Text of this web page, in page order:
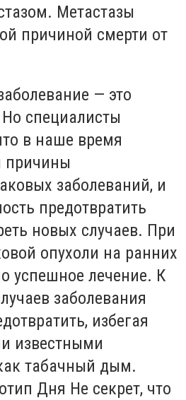
Метастазы
причиной смерти от
— это
Но специалисты
в наше время
причины
заболеваний, и
предотвратить
новых случаев. При
опухоли на ранних
успешное лечение. К
заболевания
избегая
известными
табачный дым.
Дня Не секрет, что